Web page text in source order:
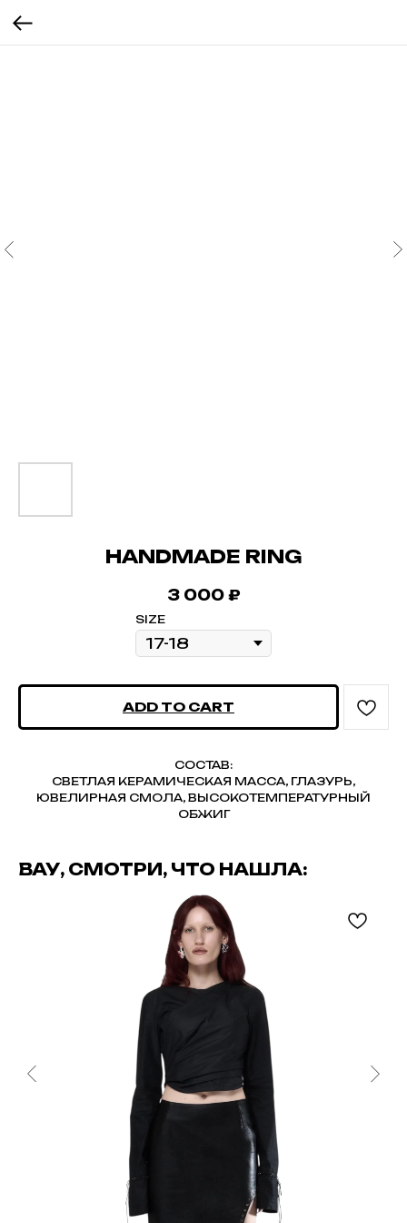
HANDMADE RING
3 000 ₽
SIZE
ADD TO CART
СОСТАВ:
СВЕТЛАЯ КЕРАМИЧЕСКАЯ МАССА, ГЛАЗУРЬ,
ЮВЕЛИРНАЯ СМОЛА, ВЫСОКОТЕМПЕРАТУРНЫЙ
ОБЖИГ
ВАУ, СМОТРИ, ЧТО НАШЛА: